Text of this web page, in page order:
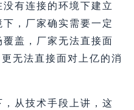
有连接的环境下建立
，厂家确实需要一定
盖，厂家无法直接面
无法直接面对上亿的消
从技术手段上讲，这